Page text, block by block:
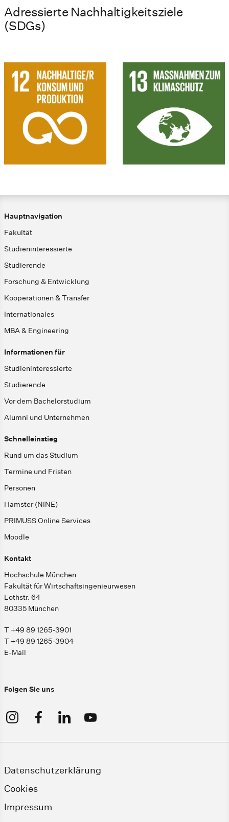
Adressierte Nachhaltigkeitsziele
(SDGs)
Hauptnavigation
Fakultät
Studieninteressierte
Studierende
Forschung & Entwicklung
Kooperationen & Transfer
Internationales
MBA & Engineering
Informationen für
Studieninteressierte
Studierende
Vor dem Bachelorstudium
Alumni und Unternehmen
Schnelleinstieg
Rund um das Studium
Termine und Fristen
Personen
Hamster (NINE)
PRIMUSS Online Services
Moodle
Kontakt
Hochschule München
Fakultät für Wirtschaftsingenieurwesen
Lothstr. 64
80335 München
T +49 89 1265-3901
T +49 89 1265-3904
E-Mail
Folgen Sie uns
Datenschutzerklärung
Cookies
Impressum